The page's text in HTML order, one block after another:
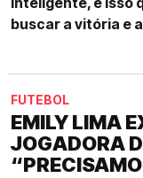
buscar a vitória e
FUTEBOL
EMILY LIMA
JOGADORA